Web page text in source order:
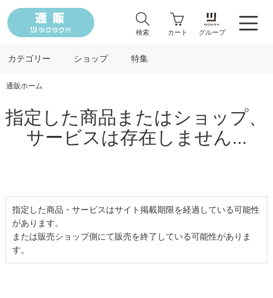
検索 カート グループ
カテゴリー ショップ 特集
通販ホーム
指定した商品またはショップ、
サービスは存在しません...
指定した商品・サービスはサイト掲載期限を経過している可能性
があります。
または販売ショップ側にて販売を終了している可能性がありま
す。